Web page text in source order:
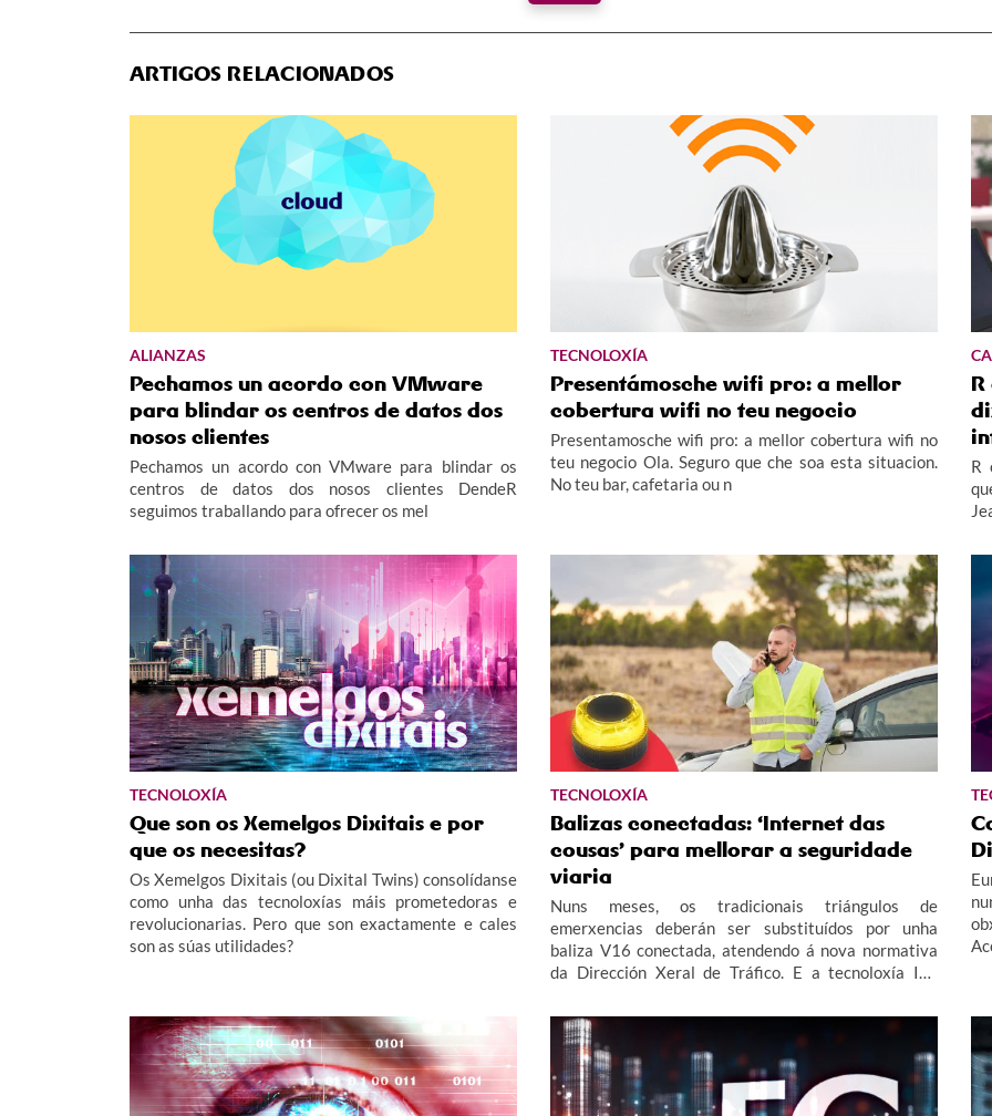
ARTIGOS RELACIONADOS
ALIANZAS
Pechamos un acordo con VMware
para blindar os centros de datos dos
nosos clientes
Pechamos un acordo con VMware para blindar os
centros de datos dos nosos clientes DendeR
seguimos traballando para ofrecer os mel
TECNOLOXÍA
Presentámosche wifi pro: a mellor
cobertura wifi no teu negocio
Presentamosche wifi pro: a mellor cobertura wifi no
teu negocio Ola. Seguro que che soa esta situacion.
No teu bar, cafetaria ou n
R
TECNOLOXÍA
Que son os Xemelgos Dixitais e por
que os necesitas?
Os Xemelgos Dixitais (ou Dixital Twins) consolídanse
como unha das tecnoloxías máis prometedoras e
revolucionarias. Pero que son exactamente e cales
son as súas utilidades?
TECNOLOXÍA
Balizas conectadas: ‘Internet das
cousas’ para mellorar a seguridade
viaria
Nuns meses, os tradicionais triángulos de
emerxencias deberán ser substituídos por unha
baliza V16 conectada, atendendo á nova normativa
da Dirección Xeral de Tráfico. E a tecnoloxía IoT
novas sinalizacións que se comunican coa DXT en
tempo real.